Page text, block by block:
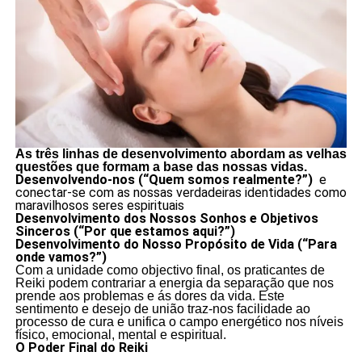
As três linhas de desenvolvimento abordam as velhas
questões que formam a base das nossas vidas.
Desenvolvendo-nos (“Quem somos realmente?”) e
conectar-se com as nossas verdadeiras identidades como
maravilhosos seres espirituais
Desenvolvimento dos Nossos Sonhos e Objetivos
Sinceros (“Por que estamos aqui?”)
Desenvolvimento do Nosso Propósito de Vida (“Para
onde vamos?”)
Com a unidade como objectivo final, os praticantes de
Reiki podem contrariar a energia da separação que nos
prende aos problemas e ás dores da vida. Este
sentimento e desejo de união traz-nos facilidade ao
processo de cura e unifica o campo energético nos níveis
físico, emocional, mental e espiritual.
O Poder Final do Reiki